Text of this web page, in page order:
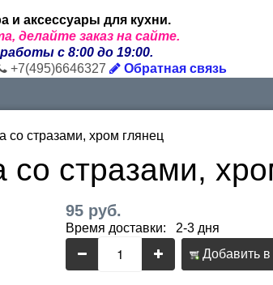
и аксессуары для кухни.
делайте заказ на сайте.
с 8:00 до 19:00.
+7(495)6646327
Обратная связь
со стразами, хром глянец
со стразами,
95 руб.
Время доставки: 2-3 дня
Добавить в